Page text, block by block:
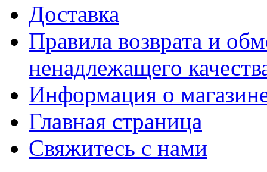
Доставка
Правила возврата и
ненадлежащего
Информация о
Главная страница
Свяжитесь с нами